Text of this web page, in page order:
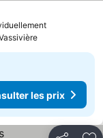
Consulter
les prix